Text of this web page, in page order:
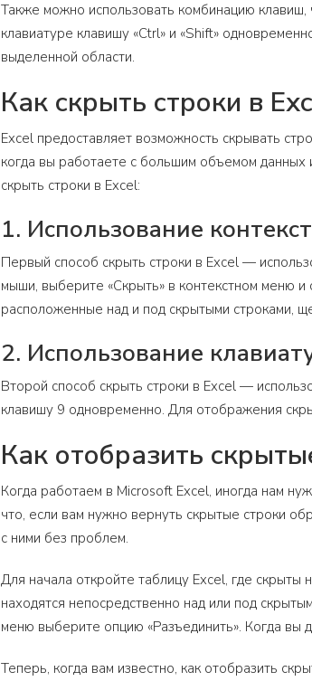
Также можно использовать комбинацию
клавиатуре клавишу «Ctrl» и «Shift»
выделенной области.
Как скрыть строки в
Excel предоставляет возможность скрывать
когда вы работаете с большим объемом данных
скрыть строки в Excel:
1. Использование
Первый способ скрыть строки в Excel —
мыши, выберите «Скрыть» в контекстном меню и
расположенные над и под скрытыми строками,
2. Использование
Второй способ скрыть строки в Excel —
клавишу 9 одновременно. Для отображения
Как отобразить
Когда работаем в Microsoft Excel, иногда нам
что, если вам нужно вернуть скрытые строки
с ними без проблем.
Для начала откройте таблицу Excel, где
находятся непосредственно над или под
меню выберите опцию «Разъединить». Когда вы
Теперь, когда вам известно, как отобразить